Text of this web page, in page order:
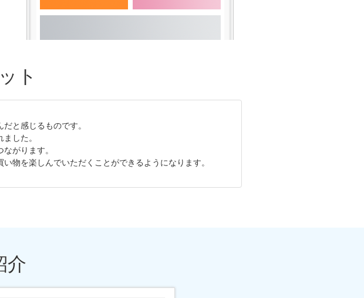
ト
と感じるものです。
した。
がります。
物を楽しんでいただくことができるようになります。
介